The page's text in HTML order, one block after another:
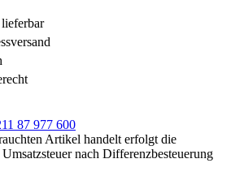
87 977 600
Artikel handelt erfolgt die
nach Differenzbesteuerung